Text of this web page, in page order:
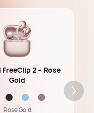
FreeClip 2 – Rose
Gold
Rose Gold